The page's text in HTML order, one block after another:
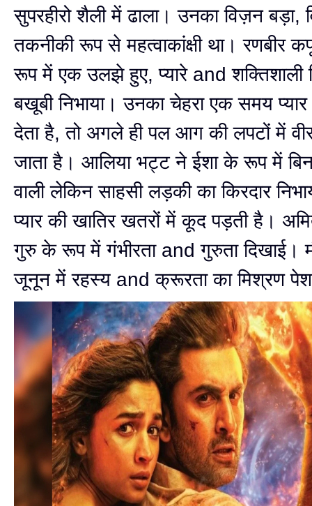
सुपरहीरो शैली में ढाला। उनका विज़न बड़ा,
तकनीकी रूप से महत्वाकांक्षी था। रणबीर
रूप में एक उलझे हुए, प्यारे and शक्तिशाली
बखूबी निभाया। उनका चेहरा एक समय प्यार
देता है, तो अगले ही पल आग की लपटों में वीर
जाता है। आलिया भट्ट ने ईशा के रूप में
वाली लेकिन साहसी लड़की का किरदार
प्यार की खातिर खतरों में कूद पड़ती है।
गुरु के रूप में गंभीरता and गुरुता दिखाई।
जूनून में रहस्य and क्रूरता का मिश्रण